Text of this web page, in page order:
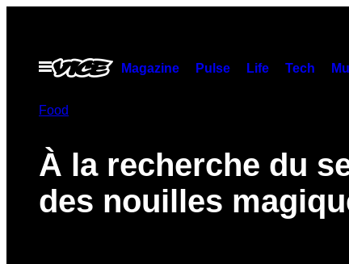
contentOpen
Menu
Magazine Pulse Life Tech
Food
À la recherche du
des nouilles